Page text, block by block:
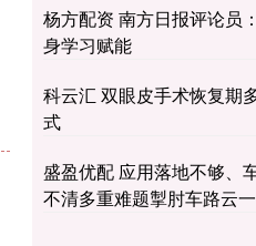
杨方配资 南方日报评论员
身学习赋能
科云汇 双眼皮手术恢复期
式
盛盈优配 应用落地不够、
不清多重难题掣肘车路云